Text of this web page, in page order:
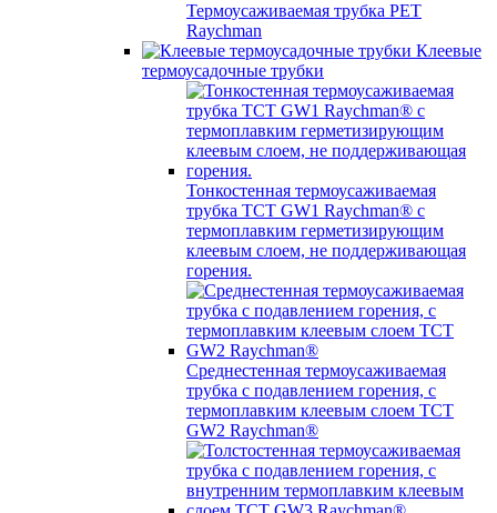
Термоусаживаемая трубка PET
Raychman
Клеевые
термоусадочные трубки
Тонкостенная термоусаживаемая
трубка TCT GW1 Raychman® с
термоплавким герметизирующим
клеевым слоем, не поддерживающая
горения.
Среднестенная термоусаживаемая
трубка c подавлением горения, с
термоплавким клеевым слоем TCT
GW2 Raychman®